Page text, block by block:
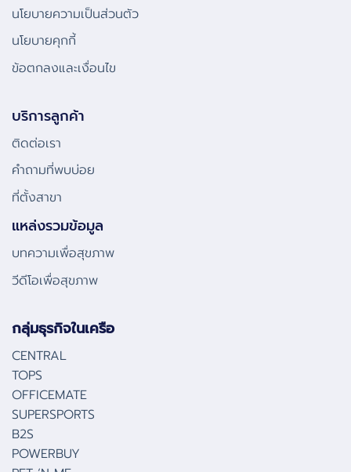
นโยบายความเป็นส่วนตัว
นโยบายคุกกี้
ข้อตกลงและเงื่อนไข
บริการลูกค้า
ติดต่อเรา
คําถามที่พบบ่อย
ที่ตั้งสาขา
แหล่งรวมข้อมูล
บทความเพื่อสุขภาพ
วีดีโอเพื่อสุขภาพ
กลุ่มธุรกิจในเครือ
CENTRAL
TOPS
OFFICEMATE
SUPERSPORTS
B2S
POWERBUY